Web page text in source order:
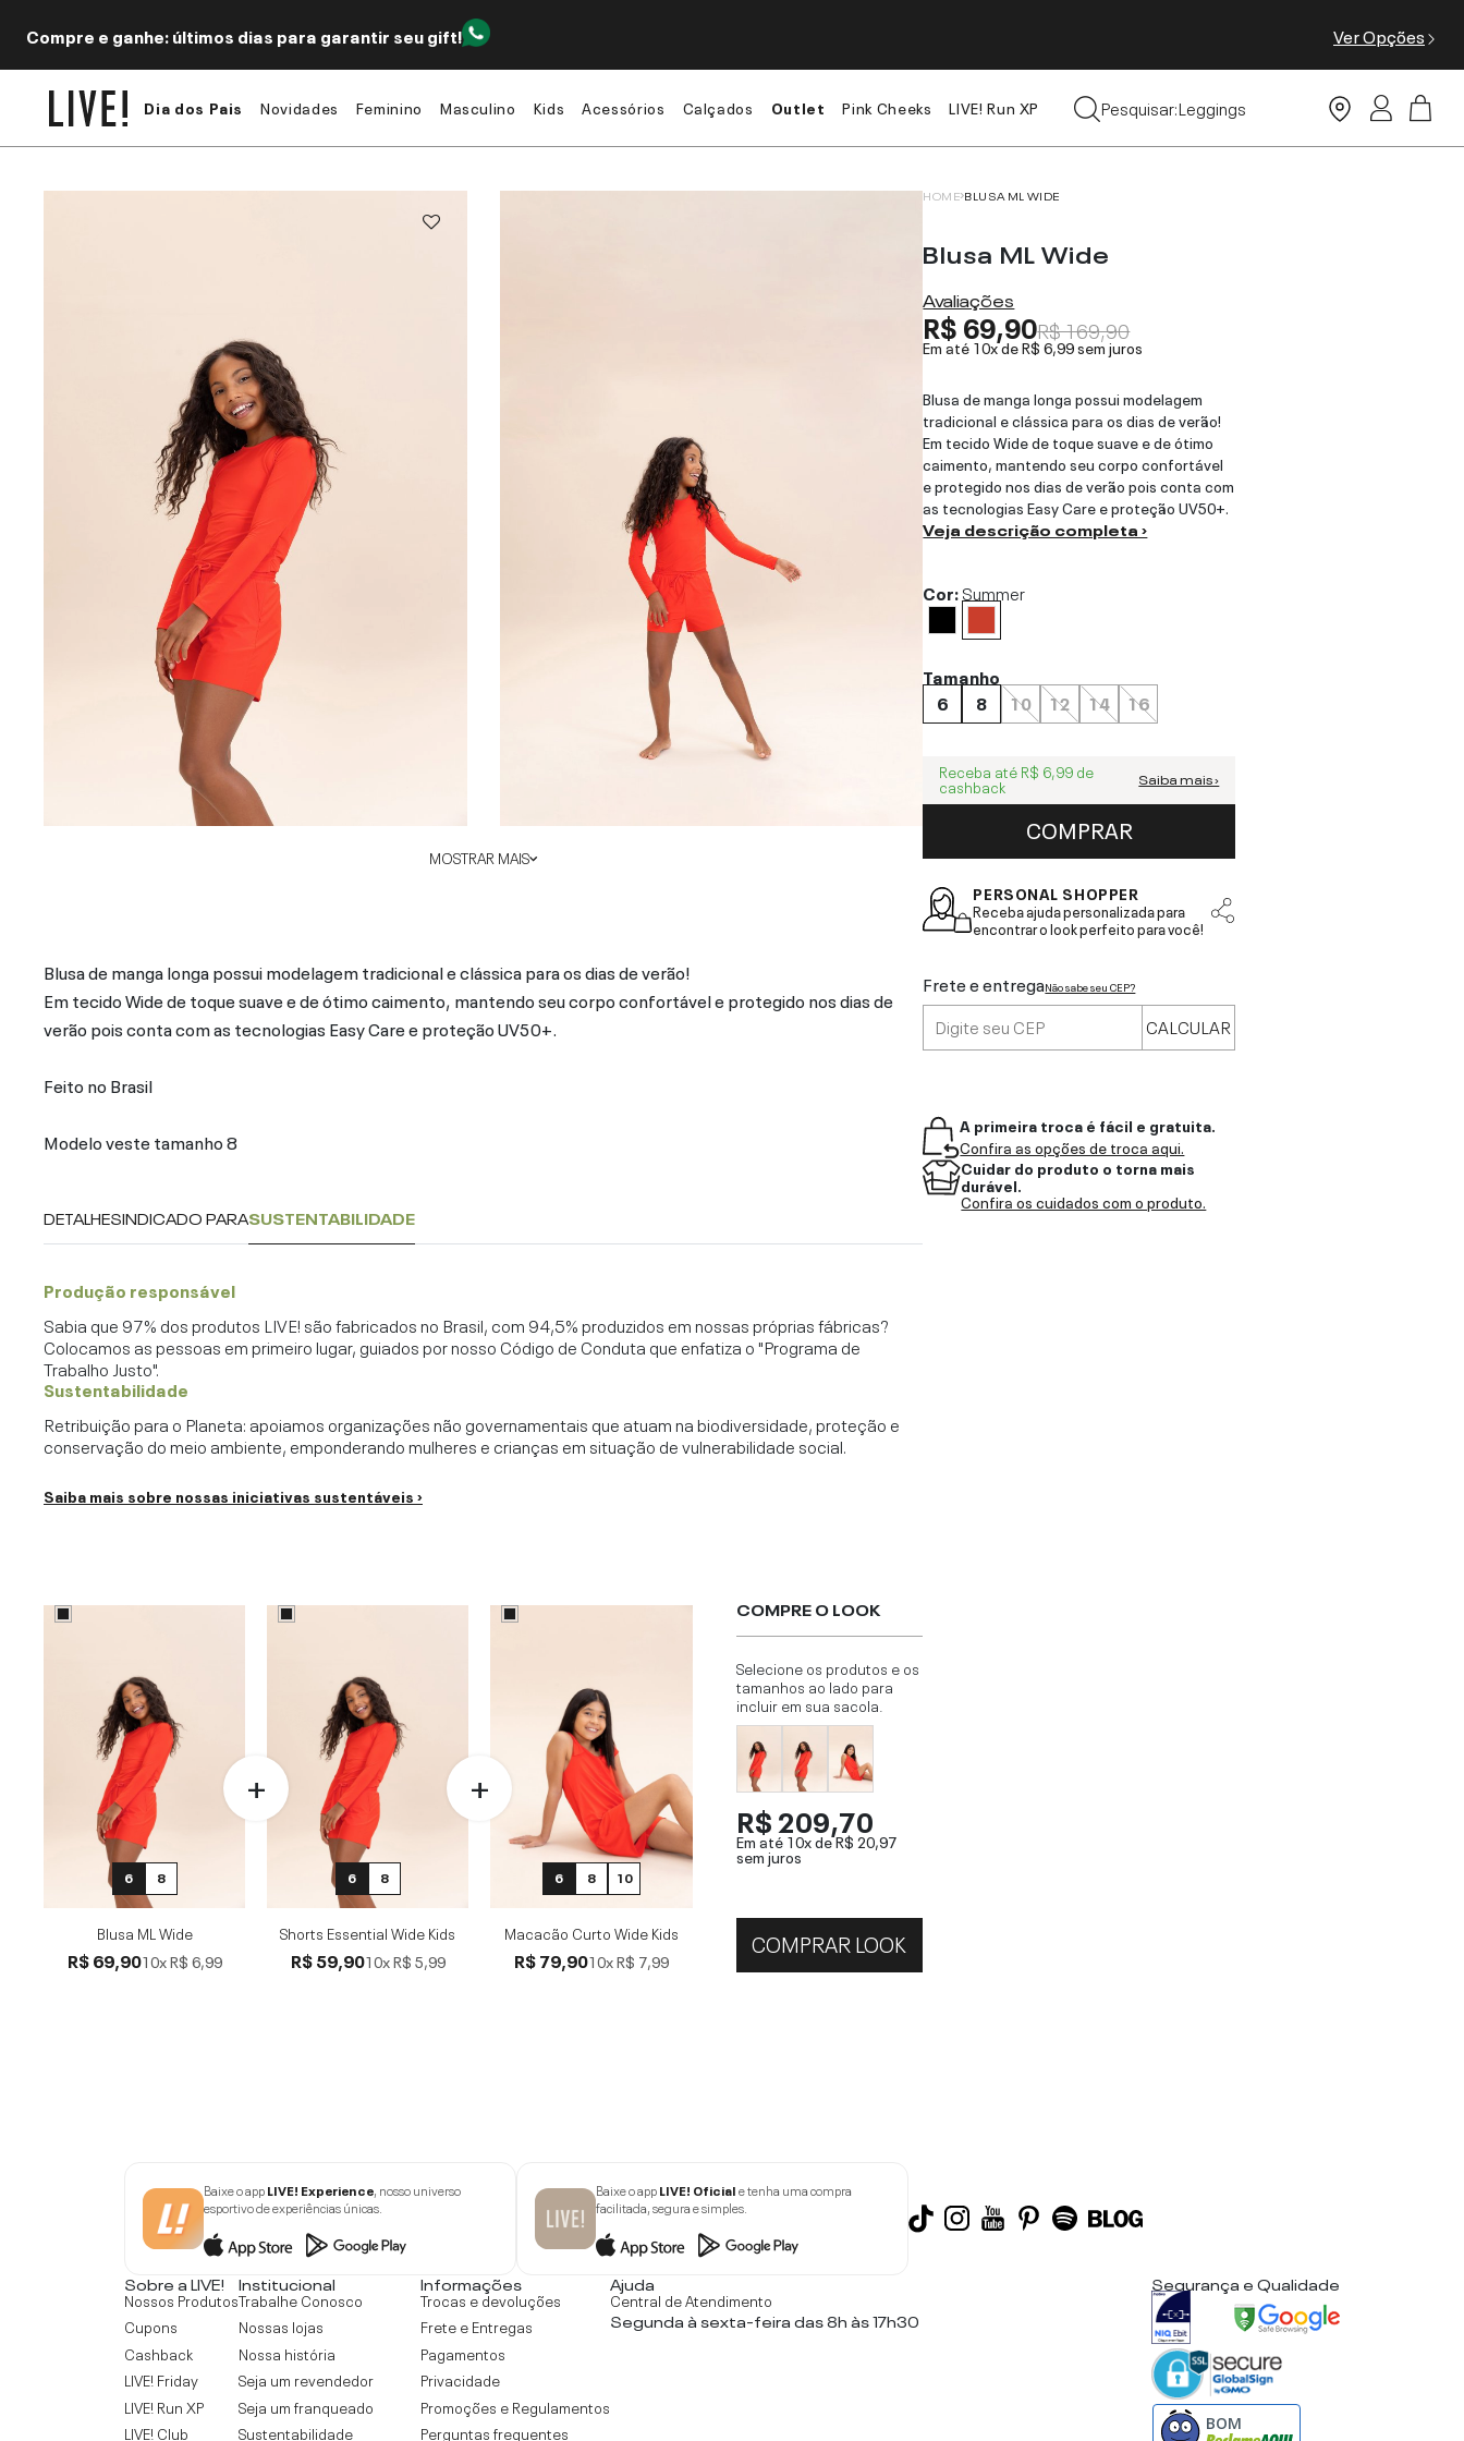
Compre e ganhe: últimos dias para garantir seu gift! Ver Opções
Dia dos Pais Novidades Feminino Masculino Kids Acessórios Calçados Outlet Pink Cheeks LIVE! Run XP
Pesquisar:
Tops
Leggings
MOSTRAR MAIS
Blusa de manga longa possui modelagem tradicional e clássica para os dias de verão!
Em tecido Wide de toque suave e de ótimo caimento, mantendo seu corpo confortável e protegido nos dias de
verão pois conta com as tecnologias Easy Care e proteção UV50+.
Feito no Brasil
Modelo veste tamanho 8
DETALHESINDICADO PARASUSTENTABILIDADE
Produção responsável
Sabia que 97% dos produtos LIVE! são fabricados no Brasil, com 94,5% produzidos em nossas próprias fábricas?
Colocamos as pessoas em primeiro lugar, guiados por nosso Código de Conduta que enfatiza o "Programa de
Trabalho Justo".
Sustentabilidade
Retribuição para o Planeta: apoiamos organizações não governamentais que atuam na biodiversidade, proteção e
conservação do meio ambiente, emponderando mulheres e crianças em situação de vulnerabilidade social.
Saiba mais sobre nossas iniciativas sustentáveis ›
6 8
Blusa ML Wide
R$ 69,9010xR$ 6,99
6 8
Shorts Essential Wide Kids
R$ 59,9010xR$ 5,99
6 8 10
Macacão Curto Wide Kids
R$ 79,9010xR$ 7,99
COMPRE O LOOK
Selecione os produtos e os
tamanhos ao lado para
incluir em sua sacola.
R$ 209,70
Em até 10x deR$ 20,97
sem juros
COMPRAR LOOK
HOME BLUSA ML WIDE
Blusa ML Wide
Avaliações
R$ 69,90R$ 169,90
Em até 10x deR$ 6,99sem juros
Blusa de manga longa possui modelagem
tradicional e clássica para os dias de verão!
Em tecido Wide de toque suave e de ótimo
caimento, mantendo seu corpo confortável
e protegido nos dias de verão pois conta com
as tecnologias Easy Care e proteção UV50+.
Veja descrição completa ›
Cor:Summer
Tamanho
6
8 10 12 14 16
Receba até R$ 6,99 de
cashback Saiba mais ›
COMPRAR
PERSONAL SHOPPER
Receba ajuda personalizada para
encontrar o look perfeito para você!
Frete e entregaNão sabe seu CEP?
CALCULAR
A primeira troca é fácil e gratuita.
Confira as opções de troca aqui.
Cuidar do produto o torna mais
durável.
Confira os cuidados com o produto.
Baixe o appLIVE! Experience, nosso universo
esportivo de experiências únicas.
Baixe o appLIVE! Oficiale tenha uma compra
facilitada, segura e simples.
Sobre a LIVE!
Nossos Produtos
Cupons
Cashback
LIVE! Friday
LIVE! Run XP
LIVE! Club
Institucional
Trabalhe Conosco
Nossas lojas
Nossa história
Seja um revendedor
Seja um franqueado
Sustentabilidade
Informações
Trocas e devoluções
Frete e Entregas
Pagamentos
Privacidade
Promoções e Regulamentos
Perguntas frequentes
Ajuda
Central de Atendimento
Segunda à sexta-feira das 8h às 17h30
Segurança e Qualidade
BOM